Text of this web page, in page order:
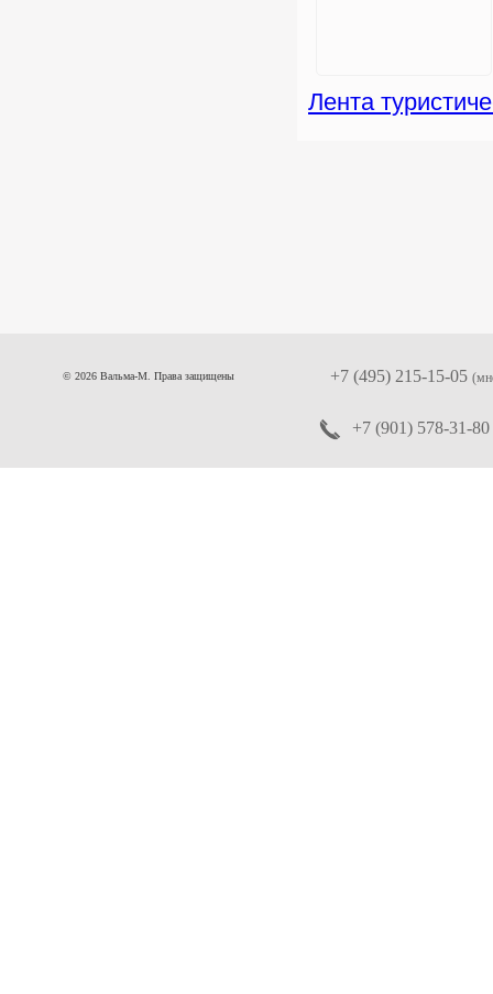
Лента
© 2026 Вальма-М. Права защищены +7 (495) 215-15-05
+7 (901) 578-31-80